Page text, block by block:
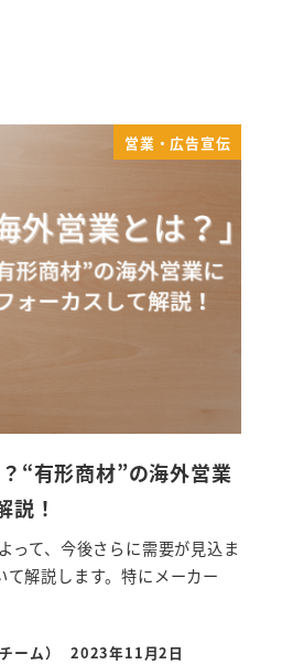
営業・広告宣伝
“有形商材”の海外営業
説！
って、今後さらに需要が見込ま
解説します。特にメーカー
ーム） 2023年11月2日